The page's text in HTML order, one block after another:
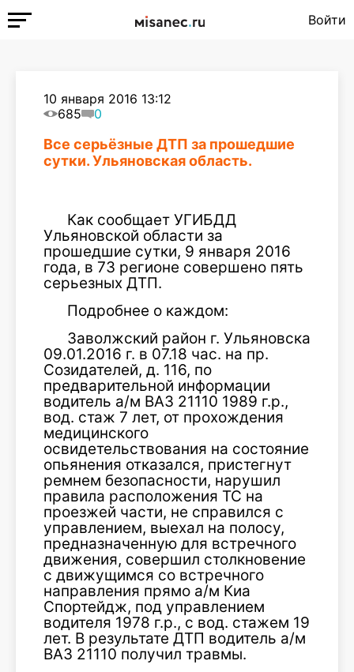
Войти
10 января 2016 13:12
685
0
Все серьёзные ДТП за прошедшие
сутки. Ульяновская область.
Как сообщает УГИБДД
Ульяновской области за
прошедшие сутки, 9 января 2016
года, в 73 регионе совершено пять
серьезных ДТП.
Подробнее о каждом:
Заволжский район г. Ульяновска
09.01.2016 г. в 07.18 час. на пр.
Созидателей, д. 116, по
предварительной информации
водитель а/м ВАЗ 21110 1989 г.р.,
вод. стаж 7 лет, от прохождения
медицинского
освидетельствования на состояние
опьянения отказался, пристегнут
ремнем безопасности, нарушил
правила расположения ТС на
проезжей части, не справился с
управлением, выехал на полосу,
предназначенную для встречного
движения, совершил столкновение
с движущимся со встречного
направления прямо а/м Киа
Спортейдж, под управлением
водителя 1978 г.р., с вод. стажем 19
лет. В результате ДТП водитель а/м
ВАЗ 21110 получил травмы.